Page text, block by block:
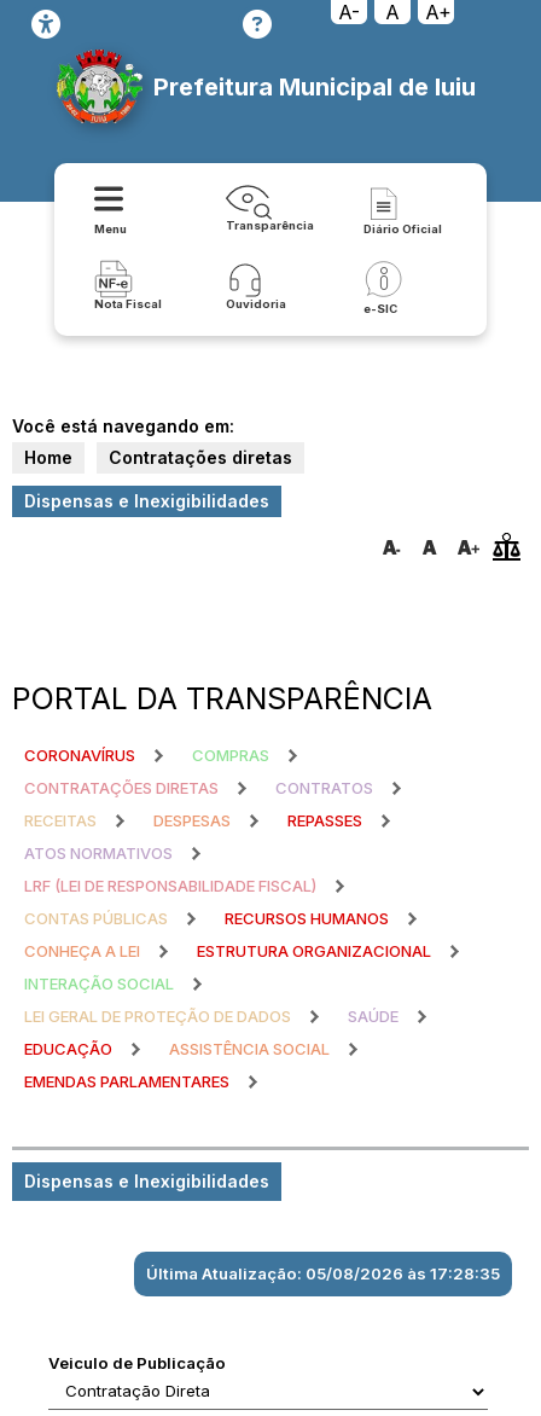
A- A A+
Prefeitura Municipal de Iuiu
Menu Transparência Diário Oficial
Nota Fiscal Ouvidoria e-SIC
Você está navegando em:
Home
Contratações diretas
Dispensas e Inexigibilidades
PORTAL DA TRANSPARÊNCIA
CORONAVÍRUS
COMPRAS
CONTRATAÇÕES DIRETAS
CONTRATOS
RECEITAS
DESPESAS
REPASSES
ATOS NORMATIVOS
LRF (LEI DE RESPONSABILIDADE FISCAL)
CONTAS PÚBLICAS
RECURSOS HUMANOS
CONHEÇA A LEI
ESTRUTURA ORGANIZACIONAL
INTERAÇÃO SOCIAL
LEI GERAL DE PROTEÇÃO DE DADOS
SAÚDE
EDUCAÇÃO
ASSISTÊNCIA SOCIAL
EMENDAS PARLAMENTARES
Dispensas e Inexigibilidades
Última Atualização: 05/08/2026 às 17:28:35
Veiculo de Publicação